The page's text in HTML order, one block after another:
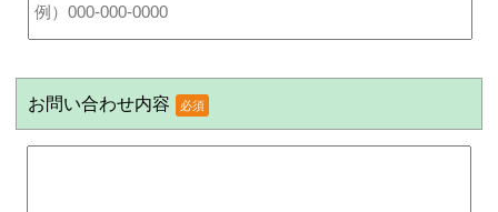
お問い合わせ内容 必須